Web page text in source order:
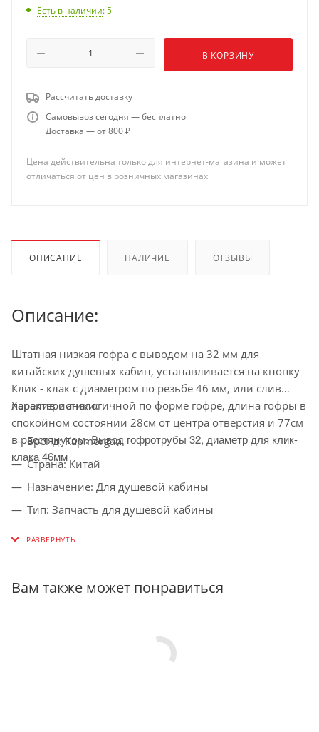
Есть в наличии: 5
В КОРЗИНУ
Рассчитать доставку
Самовывоз сегодня — бесплатно
Доставка — от 800 ₽
Цена действительна только для интернет-магазина и может
отличаться от цен в розничных магазинах
ОПИСАНИЕ НАЛИЧИЕ ОТЗЫВЫ
Описание:
Штатная низкая гофра с выводом на 32 мм для
китайских душевых кабин, устанавливается на кнопку
Клик - клак с диаметром по резьбе 46 мм, или слив
перелив с аналогичной по форме гофре, длина гофры в
спокойном состоянии 28см от центра отверстия и 77см
в расстянутом. Вывод гофротрубы 32, диаметр для клик-
клака 46мм
Характеристики:
Бренд: Kapmorgan
Страна: Китай
Назначение: Для душевой кабины
Тип: Запчасть для душевой кабины
Вам также может понравиться